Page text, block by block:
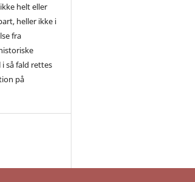
helt eller
heller ikke i
fra
så fald rettes
på